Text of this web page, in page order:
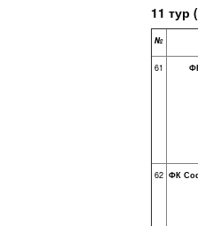
11 тур
№
61
62 ФК